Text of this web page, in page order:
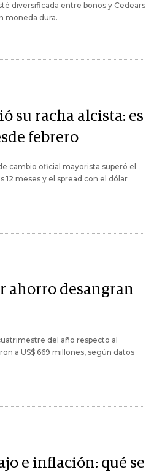
diversificada entre bonos y Cedears
moneda dura.
su racha alcista: es
febrero
cambio oficial mayorista superó el
12 meses y el spread con el dólar
ahorro desangran
del año respecto al
a US$ 669 millones, según datos
e inflación: qué se